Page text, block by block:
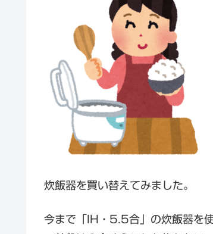
炊飯器を買い替えてみました。
今まで「IH・5.5合」の炊飯器を使